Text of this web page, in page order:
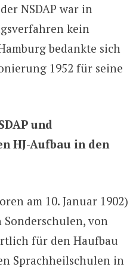
NSDAP war in
kein
bedankte sich
1952 für seine
und
HJ-Aufbau in den
am 10. Januar 1902)
von
für den Haufbau
Sprachheilschulen in